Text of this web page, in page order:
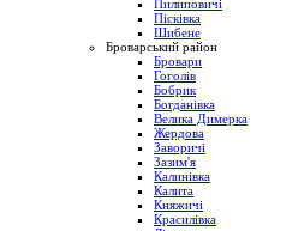
Пилиповичі
Пісківка
Шибене
Броварський район
Бровари
Гоголів
Бобрик
Богданівка
Велика Димерка
Жердова
Заворичі
Зазим'я
Калинівка
Калита
Княжичі
Красилівка